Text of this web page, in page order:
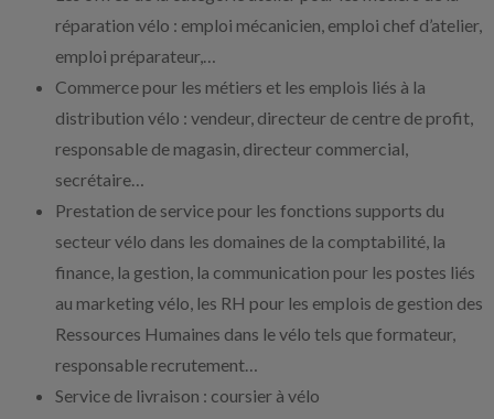
réparation vélo : emploi mécanicien, emploi chef d’atelier,
emploi préparateur,…
Commerce pour les métiers et les emplois liés à la
distribution vélo : vendeur, directeur de centre de profit,
responsable de magasin, directeur commercial,
secrétaire…
Prestation de service pour les fonctions supports du
secteur vélo dans les domaines de la comptabilité, la
finance, la gestion, la communication pour les postes liés
au marketing vélo, les RH pour les emplois de gestion des
Ressources Humaines dans le vélo tels que formateur,
responsable recrutement…
Service de livraison : coursier à vélo